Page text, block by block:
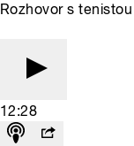
Rozhovor s
12:28